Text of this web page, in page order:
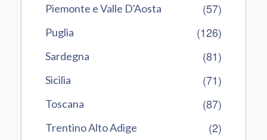
Piemonte e Valle D'Aosta (57)
Puglia (126)
Sardegna (81)
Sicilia (71)
Toscana (87)
Trentino Alto Adige (2)